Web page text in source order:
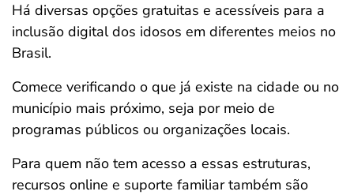
Há diversas opções gratuitas e acessíveis para a
inclusão digital dos idosos em diferentes meios no
Brasil.
Comece verificando o que já existe na cidade ou no
município mais próximo, seja por meio de
programas públicos ou organizações locais.
Para quem não tem acesso a essas estruturas,
recursos online e suporte familiar também são